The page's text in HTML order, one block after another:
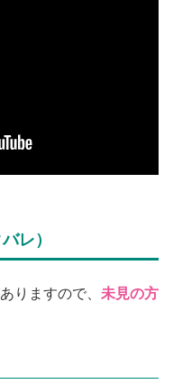
レ）
りますので、 未見の方